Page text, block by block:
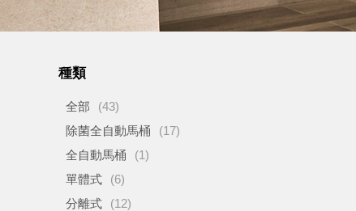
種類
全部
(43)
除菌全自動馬桶
(17)
全自動馬桶
(1)
單體式
(6)
分離式
(12)